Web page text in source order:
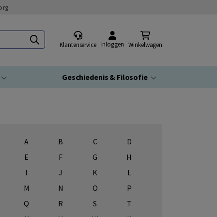
Klantenservice Inloggen Winkelwagen
Geschiedenis & Filosofie
A B C
D
E
F G
H
I
J K
L
M
N O
P
Q
R S
T